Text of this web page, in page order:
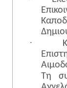
·
Τη